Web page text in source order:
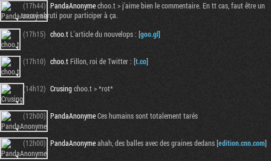
(17h44) PandaAnonymechoo.t > j'aime bien le commentaire. En tt cas, faut être un
sacré abruti pour participer à ça.
(17h15) choo.tL'article du nouvelops : [goo.gl]
(17h10) choo.tFillon, roi de Twitter : [t.co]
(14h12) Crusingchoo.t > *rot*
(12h00) PandaAnonymeCes humains sont totalement tarés
(12h00) PandaAnonymeahah, des balles avec des graines dedans [edition.cnn.com]